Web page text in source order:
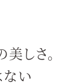
しさ。
ない